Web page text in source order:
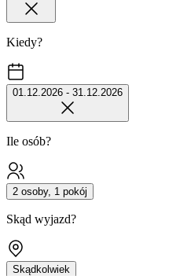
Kiedy?
01.12.2026 - 31.12.2026
Ile osób?
2 osoby, 1 pokój
Skąd wyjazd?
Skądkolwiek